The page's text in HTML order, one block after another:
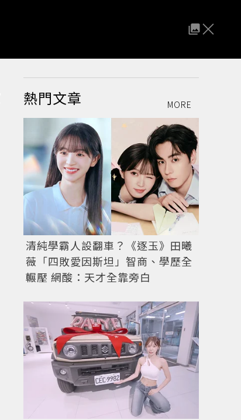
熱門文章 MORE
清純學霸人設翻車？《逐玉》田曦
薇「四敗愛因斯坦」智商、學歷全
輾壓 網酸：天才全靠旁白